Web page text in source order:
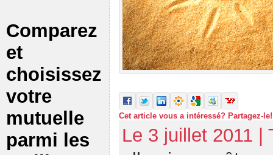
Comparez
et
choisissez
votre
mutuelle
parmi les
Cet article vous a intéressé? Partagez-le!
Le 3 juillet 2011 |